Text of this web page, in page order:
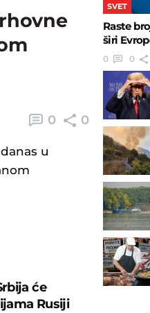
0 0
u
će
Rusiji
SVET
Raste
širi
0
0